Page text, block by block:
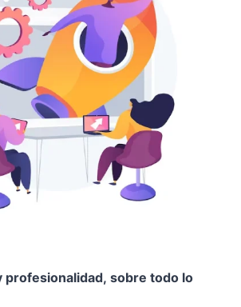
profesionalidad, sobre todo lo